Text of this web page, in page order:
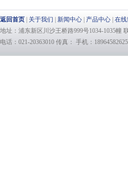
返回首页 关于我们 新闻中心 产品中心 在
地址：浦东新区川沙王桥路999号1034-1035幢
电话：021-20363010 传真： 手机：